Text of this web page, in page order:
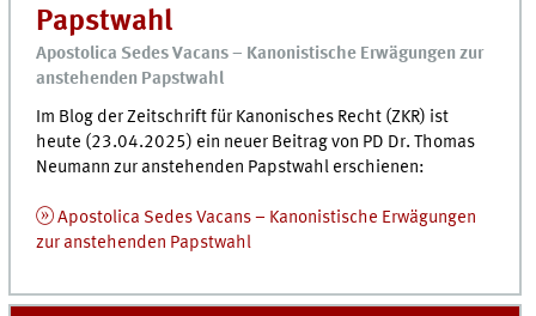
Papstwahl
Apostolica Sedes Vacans – Kanonistische Erwägungen zur
anstehenden Papstwahl
Im Blog der Zeitschrift für Kanonisches Recht (ZKR) ist
heute (23.04.2025) ein neuer Beitrag von PD Dr. Thomas
Neumann zur anstehenden Papstwahl erschienen:
Apostolica Sedes Vacans – Kanonistische Erwägungen
zur anstehenden Papstwahl